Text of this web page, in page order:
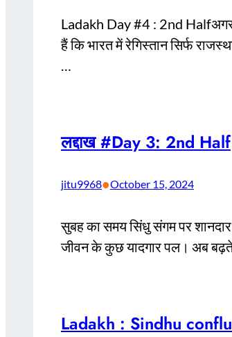
Ladakh Day #4 : 2nd
हैं कि भारत में रेगिस्तान सिर्फ
…
लद्दाख #Day 3: 2nd Half
jitu9968•October 15, 2024
सुबह का समय सिंधु संगम पर शानदार
जीवन के कुछ यादगार पल। अब
Ladakh : Sindhu